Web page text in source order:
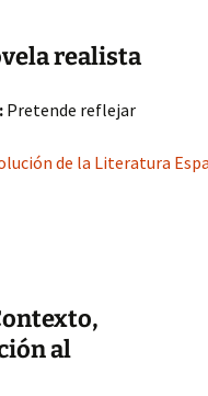
realista
Pretende reflejar
de la Literatura
al